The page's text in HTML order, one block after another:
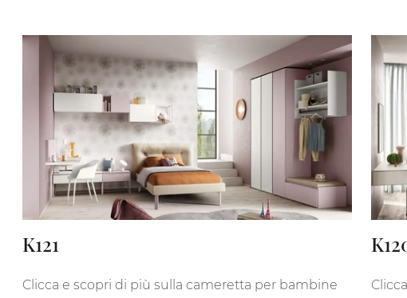
K121
Clicca e scopri di più sulla cameretta per bambine